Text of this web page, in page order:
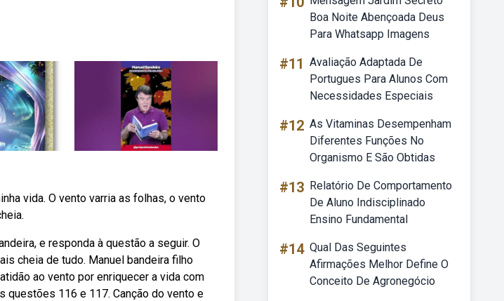
vida. O vento varria as folhas, o vento
e responda à questão a seguir. O
cheia de tudo. Manuel bandeira filho
ao vento por enriquecer a vida com
questões 116 e 117. Canção do vento e
Boa Noite Abençoada Deus
Para Whatsapp Imagens
#11 Avaliação Adaptada De
Portugues Para Alunos Com
Necessidades Especiais
#12 As Vitaminas Desempenham
Diferentes Funções No
Organismo E São Obtidas
#13 Relatório De Comportamento
De Aluno Indisciplinado
Ensino Fundamental
#14 Qual Das Seguintes
Afirmações Melhor Define O
Conceito De Agronegócio